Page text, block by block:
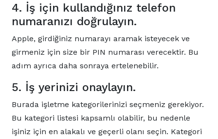
4. İş için kullandığınız telefon
numaranızı doğrulayın.
Apple, girdiğiniz numarayı aramak isteyecek ve
girmeniz için size bir PIN numarası verecektir. Bu
adım ayrıca daha sonraya ertelenebilir.
5. İş yerinizi onaylayın.
Burada işletme kategorilerinizi seçmeniz gerekiyor.
Bu kategori listesi kapsamlı olabilir, bu nedenle
işiniz için en alakalı ve geçerli olanı seçin. Kategori